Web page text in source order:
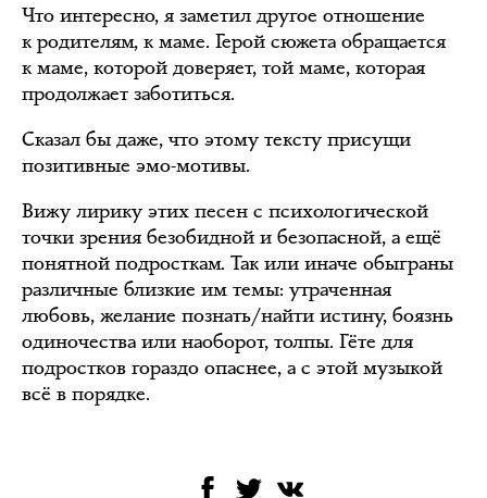
Что интересно, я заметил другое отношение
к родителям, к маме. Герой сюжета обращается
к маме, которой доверяет, той маме, которая
продолжает заботиться.
Сказал бы даже, что этому тексту присущи
позитивные эмо-мотивы.
Вижу лирику этих песен с психологической
точки зрения безобидной и безопасной, а ещё
понятной подросткам. Так или иначе обыграны
различные близкие им темы: утраченная
любовь, желание познать/найти истину, боязнь
одиночества или наоборот, толпы. Гёте для
подростков гораздо опаснее, а с этой музыкой
всё в порядке.